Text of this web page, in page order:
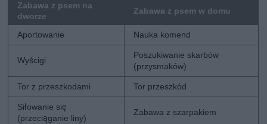
Zabawa z psem na
dworze
Zabawa z psem w domu
Aportowanie Nauka komend
Wyścigi
Poszukiwanie skarbów
(przysmaków)
Tor z przeszkodami Tor przeszkód
Siłowanie się
(przeciąganie liny)
Zabawa z szarpakiem